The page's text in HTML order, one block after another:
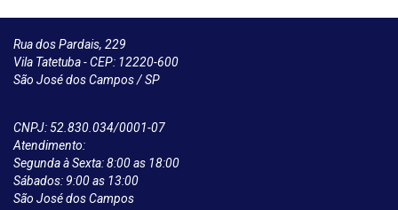
Rua dos Pardais, 229
Vila Tatetuba - CEP: 12220-600
São José dos Campos / SP
CNPJ: 52.830.034/0001-07
Atendimento:
Segunda à Sexta: 8:00 as 18:00
Sábados: 9:00 as 13:00
São José dos Campos